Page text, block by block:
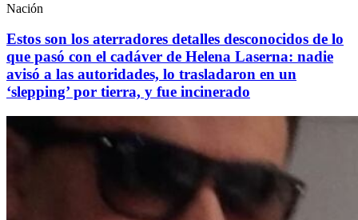
Nación
Estos son los aterradores detalles desconocidos de lo
que pasó con el cadáver de Helena Laserna: nadie
avisó a las autoridades, lo trasladaron en un
‘slepping’ por tierra, y fue incinerado